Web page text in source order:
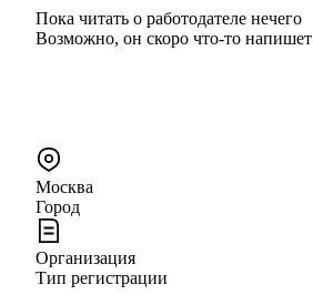
Пока читать о работодателе нечего
Возможно, он скоро что‑то напишет
Москва
Город
Организация
Тип регистрации